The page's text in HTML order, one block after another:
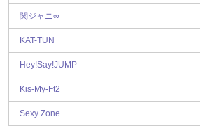
関ジャニ∞
KAT-TUN
Hey!Say!JUMP
Kis-My-Ft2
Sexy Zone